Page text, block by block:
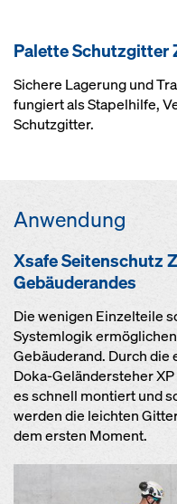
Palette Schutzgitter
Sichere Lagerung und
fungiert als Stapelhilfe,
Schutzgitter.
Anwendung
Xsafe Seitenschutz
Gebäuderandes
Die wenigen Einzelteile
Systemlogik
Gebäuderand. Durch
Doka-Geländersteher
es schnell montiert und
werden die leichten
dem ersten Moment.